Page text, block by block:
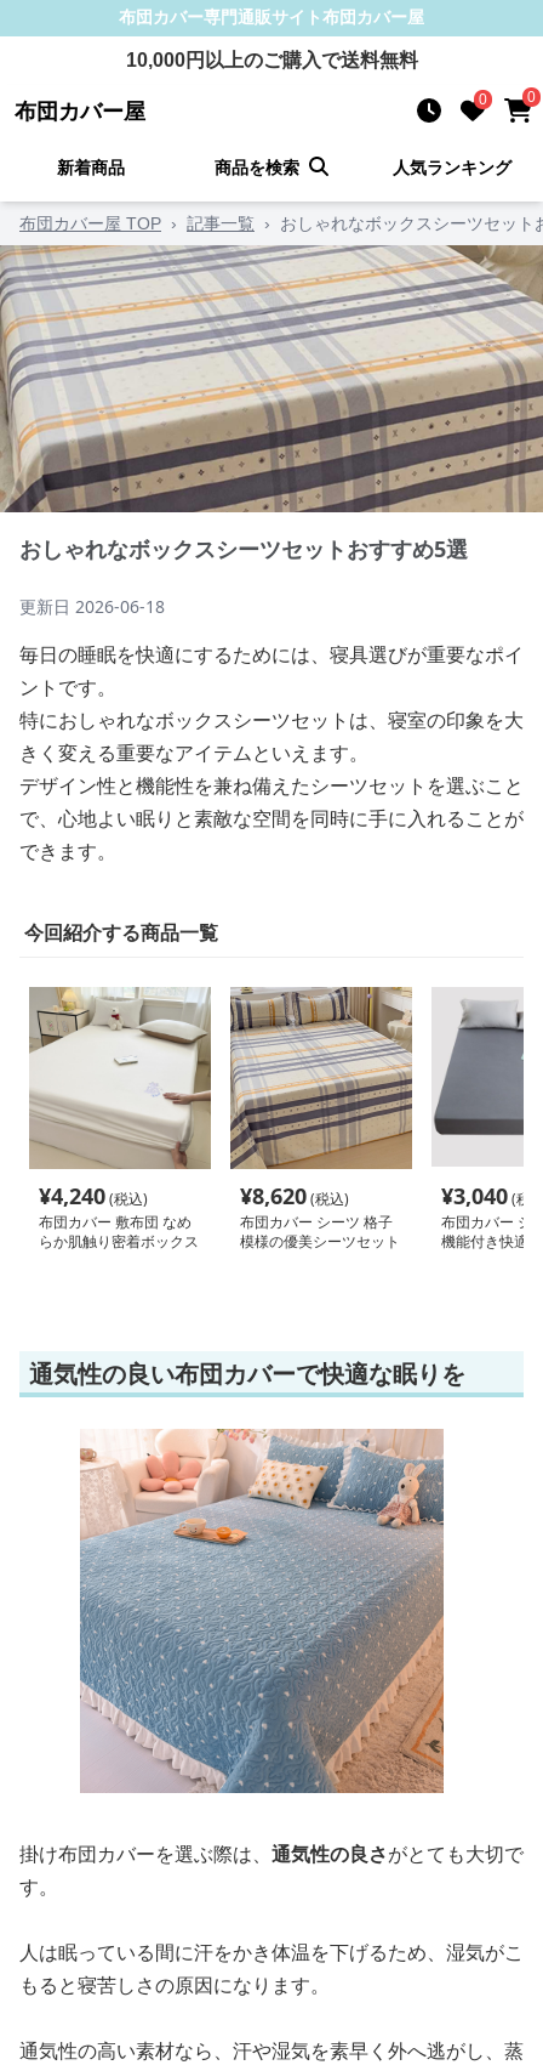
布団カバー専門通販サイト布団カバー屋
10,000円以上のご購入で送料無料
布団カバー屋 0 0
新着商品 商品を検索 人気ランキング
布団カバー屋 TOP › 記事一覧 › おしゃれなボックスシーツセット
おしゃれなボックスシーツセットおすすめ5選
更新日 2026-06-18
毎日の睡眠を快適にするためには、寝具選びが重要なポイ
ントです。
特におしゃれなボックスシーツセットは、寝室の印象を大
きく変える重要なアイテムといえます。
デザイン性と機能性を兼ね備えたシーツセットを選ぶこと
で、心地よい眠りと素敵な空間を同時に手に入れることが
できます。
今回紹介する商品一覧
¥4,240(税込)
布団カバー 敷布団 なめ
らか肌触り密着ボックス
¥8,620(税込)
布団カバー シーツ 格子
模様の優美シーツセット
¥3,040(税
布団カバー シ
機能付き快適
通気性の良い布団カバーで快適な眠りを
掛け布団カバーを選ぶ際は、 通気性の良さがとても大切で
す。
人は眠っている間に汗をかき体温を下げるため、湿気がこ
もると寝苦しさの原因になります。
通気性の高い素材なら、汗や湿気を素早く外へ逃がし、蒸